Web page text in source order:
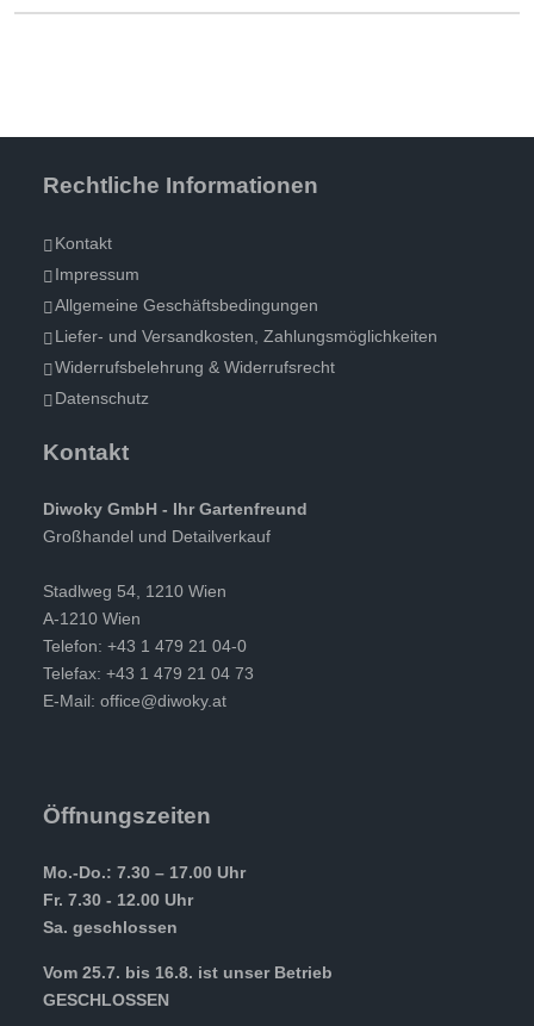
Rechtliche Informationen
Kontakt
Impressum
Allgemeine Geschäftsbedingungen
Liefer- und Versandkosten, Zahlungsmöglichkeiten
Widerrufsbelehrung & Widerrufsrecht
Datenschutz
Kontakt
Diwoky GmbH - Ihr Gartenfreund
Großhandel und Detailverkauf
Stadlweg 54, 1210 Wien
A-1210 Wien
Telefon: +43 1 479 21 04-0
Telefax: +43 1 479 21 04 73
E-Mail: office@diwoky.at
Öffnungszeiten
Mo.-Do.: 7.30 – 17.00 Uhr
Fr. 7.30 - 12.00 Uhr
Sa. geschlossen
Vom 25.7. bis 16.8. ist unser Betrieb
GESCHLOSSEN